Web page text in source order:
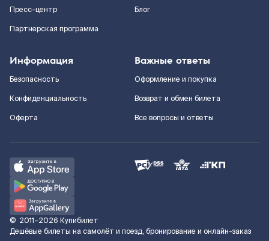
Пресс-центр
Партнерская программа
Блог
Информация
Безопасность
Конфиденциальность
Оферта
Важные ответы
Оформление и покупка
Возврат и обмен билета
Все вопросы и ответы
© 2011–2026 Купибилет
Дешёвые билеты на самолёт и поезд, бронирование и онлайн-заказ